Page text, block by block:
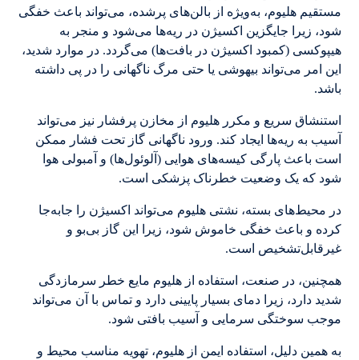
مستقیم هلیوم، به‌ویژه از بالن‌های پرشده، می‌تواند باعث خفگی
شود، زیرا جایگزین اکسیژن در ریه‌ها می‌شود و منجر به
هیپوکسی (کمبود اکسیژن در بافت‌ها) می‌گردد. در موارد شدید،
این امر می‌تواند بیهوشی یا حتی مرگ ناگهانی را در پی داشته
باشد.
استنشاق سریع و مکرر هلیوم از مخازن پرفشار نیز می‌تواند
آسیب به ریه‌ها ایجاد کند. ورود ناگهانی گاز تحت فشار ممکن
است باعث پارگی کیسه‌های هوایی (آلوئول‌ها) و آمبولی هوا
شود که یک وضعیت خطرناک پزشکی است.
در محیط‌های بسته، نشتی هلیوم می‌تواند اکسیژن را جابه‌جا
کرده و باعث خفگی خاموش شود، زیرا این گاز بی‌بو و
غیرقابل‌تشخیص است.
همچنین، در صنعت، استفاده از هلیوم مایع خطر سرمازدگی
شدید دارد، زیرا دمای بسیار پایینی دارد و تماس با آن می‌تواند
موجب سوختگی سرمایی و آسیب بافتی شود.
به همین دلیل، استفاده ایمن از هلیوم، تهویه مناسب محیط و